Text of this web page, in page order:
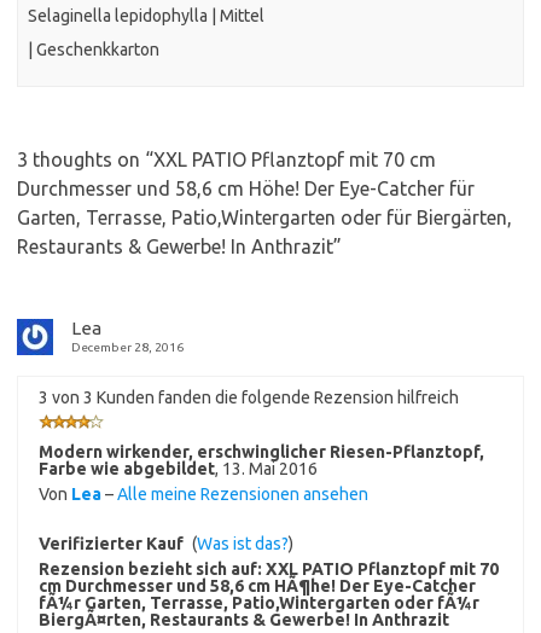
Selaginella lepidophylla | Mittel
| Geschenkkarton
3 thoughts on “XXL PATIO Pflanztopf mit 70 cm
Durchmesser und 58,6 cm Höhe! Der Eye-Catcher für
Garten, Terrasse, Patio,Wintergarten oder für Biergärten,
Restaurants & Gewerbe! In Anthrazit”
Lea
December 28, 2016
3 von 3 Kunden fanden die folgende Rezension hilfreich
Modern wirkender, erschwinglicher Riesen-Pflanztopf,
Farbe wie abgebildet, 13. Mai 2016
Von Lea–Alle meine Rezensionen ansehen
Verifizierter Kauf (Was ist das?)
Rezension bezieht sich auf: XXL PATIO Pflanztopf mit 70
cm Durchmesser und 58,6 cm HÃ¶he! Der Eye-Catcher
fÃ¼r Garten, Terrasse, Patio,Wintergarten oder fÃ¼r
BiergÃ¤rten, Restaurants & Gewerbe! In Anthrazit